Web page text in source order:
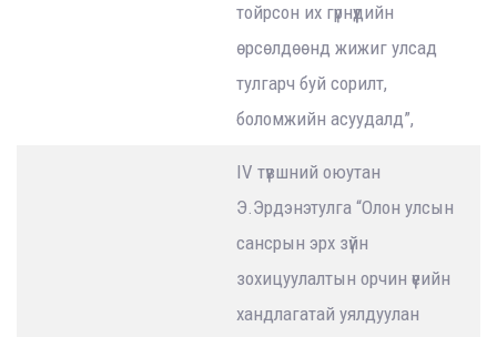
тойрсон их гүрнүүдийн
өрсөлдөөнд жижиг улсад
тулгарч буй сорилт,
боломжийн асуудалд”,
IV түвшний оюутан
Э.Эрдэнэтулга “Олон улсын
сансрын эрх зүйн
зохицуулалтын орчин үеийн
хандлагатай уялдуулан